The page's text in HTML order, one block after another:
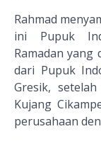
Rahmad
ini Pupuk
Ramadan
dari Pupuk
Gresik,
Kujang
perusahaan